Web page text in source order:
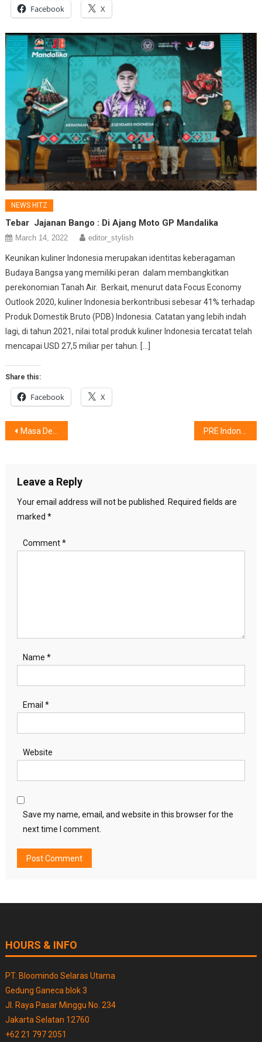
Facebook X
NEWS HITZ
Tebar Jajanan Bango : Di Ajang Moto GP Mandalika
March 14, 2022 editor_stylish
Keunikan kuliner Indonesia merupakan identitas keberagaman
Budaya Bangsa yang memiliki peran dalam membangkitkan
perekonomian Tanah Air. Berkait, menurut data Focus Economy
Outlook 2020, kuliner Indonesia berkontribusi sebesar 41% terhadap
Produk Domestik Bruto (PDB) Indonesia. Catatan yang lebih indah
lagi, di tahun 2021, nilai total produk kuliner Indonesia tercatat telah
mencapai USD 27,5 miliar per tahun. […]
Share this:
Facebook X
Post
Masa Depan Hebat Bersama Dekkson
Leave a Reply
Your email address will not be published. Required fields are
marked *
Comment*
Name *
Email *
Website
Save my name, email, and website in this browser for the
next time I comment.
HOURS & INFO
PT. Bloomindo Selaras Utama
Gedung Ganeca blok 3
Jl. Raya Pasar Minggu No. 234
Jakarta Selatan 12760
+62 21 797 2051